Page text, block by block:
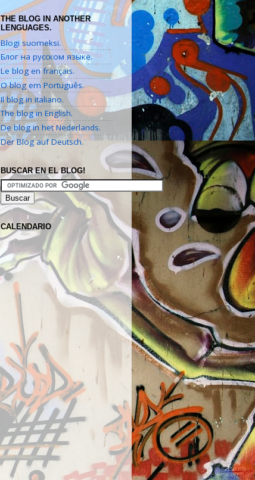
THE BLOG IN ANOTHER
LENGUAGES.
Blogi suomeksi.
Блог на русском языке.
Le blog en français.
O blog em Português.
Il blog in italiano.
The blog in English.
De blog in het Nederlands.
Der Blog auf Deutsch.
BUSCAR EN EL BLOG!
CALENDARIO